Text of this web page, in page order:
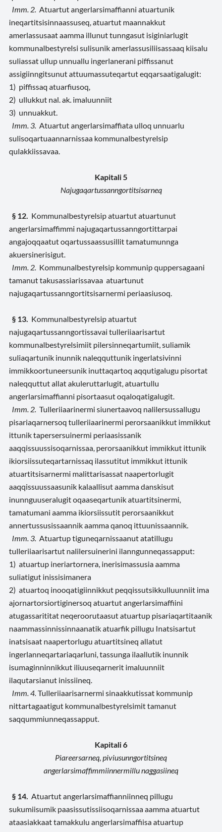
Imm. 2. Atuartut angerlarsimaffianni atuartunik
ineqartitsisinnaassuseq, atuartut maannakkut
amerlassusaat aamma illunut tunngasut isiginiarlugit
kommunalbestyrelsi sulisunik amerlassusiliisassaaq kiisalu
suliassat ullup unnuallu ingerlanerani piffissanut
assigiinngitsunut attuumassuteqartut eqqarsaatigalugit:
1) piffissaq atuarfiusoq,
2) ullukkut nal. ak. imaluunniit
3) unnuakkut.
Imm. 3. Atuartut angerlarsimaffiata ulloq unnuarlu
sulisoqartuaannarnissaa kommunalbestyrelsip
qulakkiissavaa.
Kapitali 5
Najugaqartussanngortitsisarneq
§ 12. Kommunalbestyrelsip atuartut atuartunut
angerlarsimaffimmi najugaqartussanngortittarpai
angajoqqaatut oqartussaassusillit tamatumunnga
akuersinerisigut.
Imm. 2. Kommunalbestyrelsip kommunip quppersagaani
tamanut takusassiarissavaa atuartunut
najugaqartussanngortitsisarnermi periaasiusoq.
§ 13. Kommunalbestyrelsip atuartut
najugaqartussanngortissavai tulleriiaarisartut
kommunalbestyrelsimiit pilersinneqartumiit, suliamik
suliaqartunik inunnik naleqquttunik ingerlatsivinni
immikkoortuneersunik inuttaqartoq aqqutigalugu pisortat
naleqquttut allat akuleruttarlugit, atuartullu
angerlarsimaffianni pisortaasut oqaloqatigalugit.
Imm. 2. Tulleriiaarinermi siunertaavoq nalilersussallugu
pisariaqarnersoq tulleriiaarinermi perorsaanikkut immikkut
ittunik tapersersuinermi periaasissanik
aaqqissuussisoqarnissaa, perorsaanikkut immikkut ittunik
ikiorsiissuteqartarnissaq ilassutitut immikkut ittunik
atuartitsisarnermi malittarisassat naapertorlugit
aaqqissuussaasunik kalaallisut aamma danskisut
inunnguuseralugit oqaaseqartunik atuartitsinermi,
tamatumani aamma ikiorsiissutit perorsaanikkut
annertussusissaannik aamma qanoq ittuunissaannik.
Imm. 3. Atuartup tiguneqarnissaanut atatillugu
tulleriiaarisartut nalilersuinerini ilanngunneqassapput:
1) atuartup ineriartornera, inerisimassusia aamma
suliatigut inissisimanera
2) atuartoq inooqatigiinnikkut peqqissutsikkulluunniit ima
ajornartorsiortiginersoq atuartut angerlarsimaffiini
atugassarititat neqeroorutaasut atuartup pisariaqartitaanik
naammassinnissinnaanatik atuarfik pillugu Inatsisartut
inatsisaat naapertorlugu atuartitsineq allatut
ingerlanneqartariaqarluni, tassunga ilaallutik inunnik
isumaginninnikkut iliuuseqarnerit imaluunniit
ilaqutarsianut inissiineq.
Imm. 4. Tulleriiaarisarnermi sinaakkutissat kommunip
nittartagaatigut kommunalbestyrelsimit tamanut
saqqummiunneqassapput.
Kapitali 6
Piareersarneq, piviusunngortitsineq
angerlarsimaffimmiinnermillu naggasiineq
§ 14. Atuartut angerlarsimaffianniinneq pillugu
sukumiisumik paasissutissiisoqarnissaa aamma atuartut
ataasiakkaat tamakkulu angerlarsimaffiisa atuartup